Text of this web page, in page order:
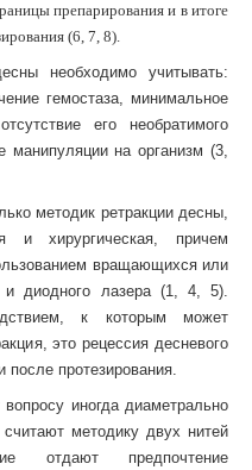
препарирования и в итоге
(6, 7, 8).
необходимо учитывать:
гемостаза, минимальное
его необратимого
манипуляции на организм (3,
методик ретракции десны,
и хирургическая, причем
вращающихся или
и диодного лазера (1, 4, 5).
к которым может
это рецессия десневого
протезирования.
иногда диаметрально
методику двух нитей
отдают предпочтение